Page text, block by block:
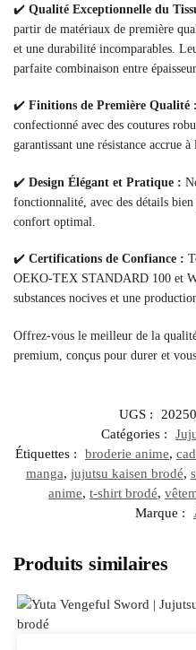
✔️ Qualité Exceptionnelle du
partir de matériaux de première
et une durabilité incomparables.
parfaite combinaison entre
✔️ Finitions de Première Qualité :
confectionné avec des coutures
garantissant une résistance accrue à
✔️ Design Élégant et Pratique :
fonctionnalité, avec des détails
confort optimal.
✔️ Certifications de Confiance :
OEKO-TEX STANDARD 100 et
substances nocives et une
Offrez-vous le meilleur de la
premium, conçus pour durer et
UGS :
Catégories :
Étiquettes :
broderie anime,
manga, jujutsu kaisen brodé,
anime, t-shirt brodé,
Marque :
Produits similaires